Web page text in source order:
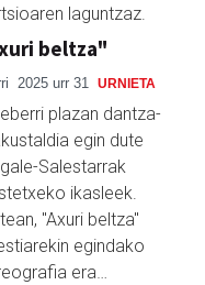
laguntzaz.
beltza"
2025 urr 31 URNIETA
plazan dantza-
egin dute
Salestarrak
ikasleek.
"Axuri beltza"
egindako
era…